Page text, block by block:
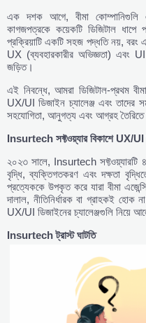
এক দশক আগে, বীমা কোম্পানিগুলি
কাগজপত্রকে কয়েকটি ডিজিটাল
প্রক্রিয়াটি একটি সহজ পদ্ধতি নয়, বরং
UX (ব্যবহারকারীর অভিজ্ঞতা) এবং
জড়িত।
এই নিবন্ধে, আমরা ডিজিটাল-প্রথম
UX/UI ডিজাইন চ্যালেঞ্জ এবং তাদের
সহযোগিতা, আনুগত্য এবং আগ্রহ
Insurtech সফ্টওয়্যারবিকাশে UX/UI
২০২৩ সালে, Insurtech সফ্টওয়্যারটি
বৃদ্ধি, ব্যক্তিগতকরণ এবং দক্ষতা
প্রত্যেককে উপকৃত করে যারা বীমা
দালাল, নীতিনির্ধারক বা গ্রাহকই
UX/UI ডিজাইনের চ্যালেঞ্জগুলি নিয়ে
Insurtechট্রাস্টঘাটতি